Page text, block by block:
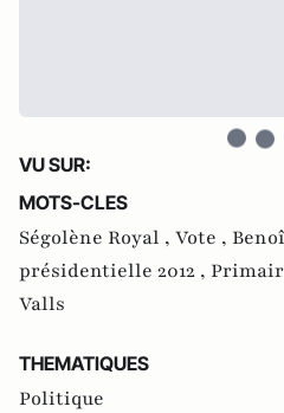
VU SUR:
MOTS-CLES
Ségolène Royal , Vote ,
présidentielle 2012 ,
Valls
THEMATIQUES
Politique